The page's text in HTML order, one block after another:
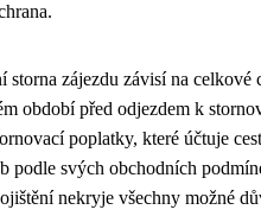
zájezdu závisí na celkové
období před odjezdem k
poplatky, které účtuje
podle svých obchodních
nekryje všechny možné